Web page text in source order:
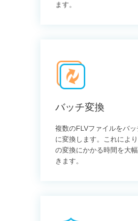
ます。
バッチ変換
複数のFLVファイルをバッ
に変換します。これによ
の変換にかかる時間を大
きます。